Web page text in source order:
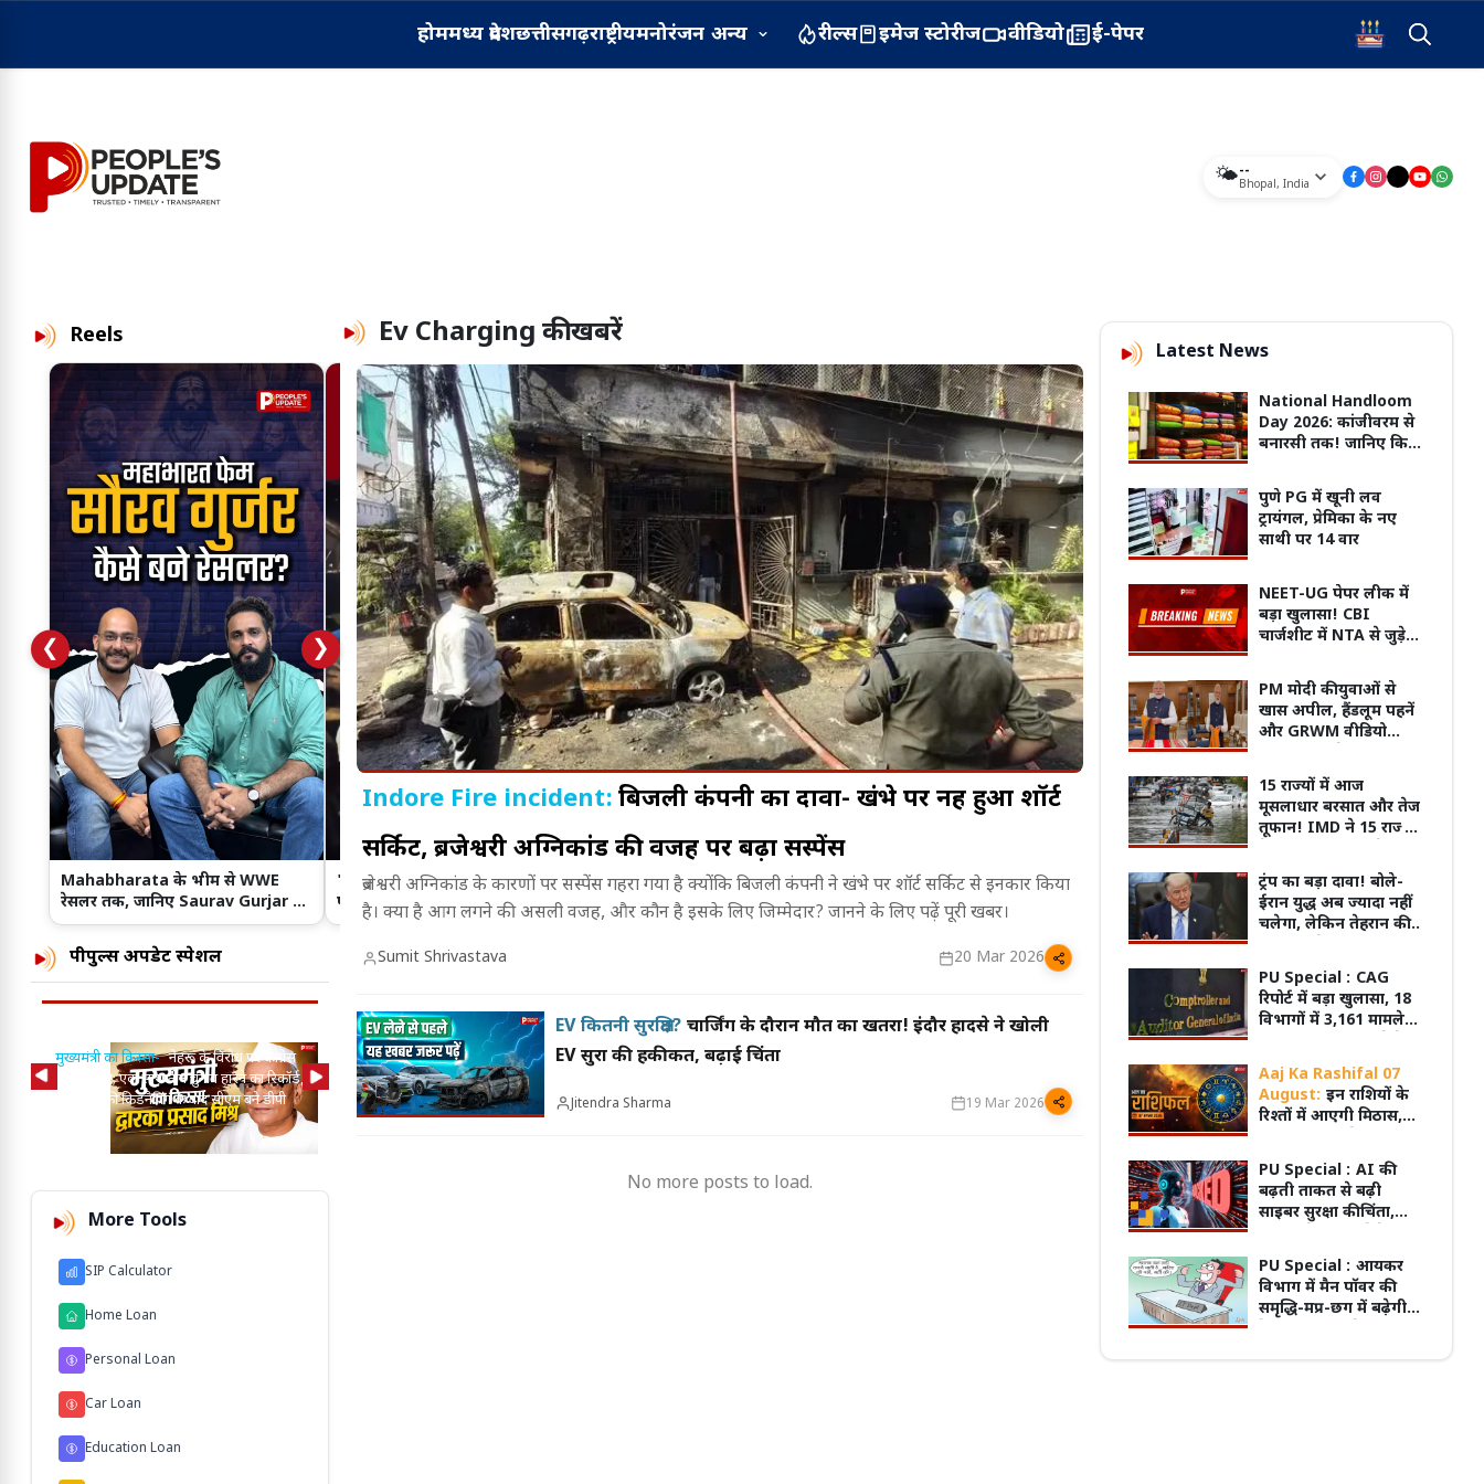
होममध्य प्रदेशछत्तीसगढ़राष्ट्रीयमनोरंजन अन्य रील्स इमेज स्टोरीज वीडियो ई-पेपर
🌤️--
Bhopal, India
Reels
Mahabharata के भीम से WWE
रेसलर तक, जानिए Saurav Gurjar का
दमदार सफर
'दिल ना लिया...' गाने से वायरल हुए 'धूम'
पहुंचे रांची, JPSC-JSSC छात्रों का किया
समर्थन!
पंखे से सुखाया जा रहा लखनऊ-कानपुर
एक्सप्रेसवे, अखिलेश यादव ने शेयर किया
वायरल Video!
MP में मानसून की वापसी, अगले 3 दिन
16 जिलों में भारी बारिश का अलर्ट
इलाज कराने अस्पताल पहुंची महिला के
सिर पर गिरा छत का प्लास्टर, चूरू में बड़ा
हादसा!
❮ ❯
पीपुल्स अपडेट स्पेशल
मुख्यमंत्री का किस्सा- नेहरू के विरोध पर कांग्रेस
से बाहर हुए; एक साथ तीन चुनाव हारने का रिकॉर्ड,
विधायकों की किडनैपिंग के बाद सीएम बने डीपी
15 साल पुरानी बसों के नियम पर बवाल, 7 अगस्त
से अनिश्चितकालीन हड़ताल पर जाएंगे प्राइवेट बस
ऑपरेटर्स
करेगा मप्र, 20 हजार करोड़ से अधिक की 36
इंडियन ऑर्गन डोनेशन-डे, एक 'हां' बचा सकती है
कई जिंदगियां, मध्यप्रदेश में हजारों मरीज अंगदान
से बाहर हुए; एक साथ तीन चुनाव हारने का
विधायकों की किडनैपिंग के बाद सीएम बने डीपी
मिश्र
More Tools
SIP Calculator
Home Loan
Personal Loan
Car Loan
Education Loan
Ev Charging की खबरें
Indore Fire incident: बिजली कंपनी का दावा- खंभे पर नहीं हुआ शॉर्ट
सर्किट, ब्रजेश्वरी अग्निकांड की वजह पर बढ़ा सस्पेंस
ब्रजेश्वरी अग्निकांड के कारणों पर सस्पेंस गहरा गया है क्योंकि बिजली कंपनी ने खंभे पर शॉर्ट सर्किट से इनकार किया
है। क्या है आग लगने की असली वजह, और कौन है इसके लिए जिम्मेदार? जानने के लिए पढ़ें पूरी खबर।
Sumit Shrivastava 20 Mar 2026
EV कितनी सुरक्षित? चार्जिंग के दौरान मौत का खतरा! इंदौर हादसे ने खोली
EV सुरक्षा की हकीकत, बढ़ाई चिंता
Jitendra Sharma 19 Mar 2026
No more posts to load.
Latest News
National Handloom
Day 2026: कांजीवरम से
बनारसी तक! जानिए किस
साड़ी, सबसे ज्यादा है
मशहूर
पुणे PG में खूनी लव
ट्रायंगल, प्रेमिका के नए
साथी पर 14 वार
NEET-UG पेपर लीक में
बड़ा खुलासा! CBI
चार्जशीट में NTA से जुड़े
PM मोदी की युवाओं से
खास अपील, हैंडलूम पहनें
और GRWM वीडियो
15 राज्यों में आज
मूसलाधार बरसात और तेज
तूफान! IMD ने 15 राज्यों
ऑरेंज अलर्ट
ट्रंप का बड़ा दावा! बोले-
ईरान युद्ध अब ज्यादा नहीं
चलेगा, लेकिन तेहरान की
चिंता
PU Special : CAG
रिपोर्ट में बड़ा खुलासा, 18
विभागों में 3,161 मामले
भी अटके
Aaj Ka Rashifal 07
August: इन राशियों के
रिश्तों में आएगी मिठास,
होगी पूरी!
PU Special : AI की
बढ़ती ताकत से बढ़ी
साइबर सुरक्षा की चिंता,
में दूसरे सिस्टम में लगाई
सेंध; तकनीकी गड़बड़ी से
मिली इंटरनेट एक्सेस
PU Special : आयकर
विभाग में मैन पॉवर की
समृद्धि-मप्र-छग में बढ़ेगी